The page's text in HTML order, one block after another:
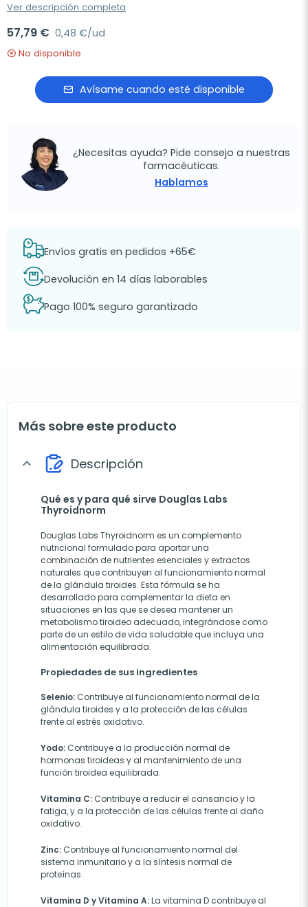
Ver descripción completa
57,79 € 0,48 €/ud
No disponible
Avísame cuando esté disponible
¿Necesitas ayuda? Pide consejo a nuestras
farmacéuticas.
Hablamos
Envíos gratis en pedidos +65€
Devolución en 14 días laborables
Pago 100% seguro garantizado
Más sobre este producto
expand_more Descripción
Qué es y para qué sirve Douglas Labs
Thyroidnorm
Douglas Labs Thyroidnorm es un complemento
nutricional formulado para aportar una
combinación de nutrientes esenciales y extractos
naturales que contribuyen al funcionamiento normal
de la glándula tiroides. Esta fórmula se ha
desarrollado para complementar la dieta en
situaciones en las que se desea mantener un
metabolismo tiroideo adecuado, integrándose como
parte de un estilo de vida saludable que incluya una
alimentación equilibrada.
Propiedades de sus ingredientes
Selenio: Contribuye al funcionamiento normal de la
glándula tiroides y a la protección de las células
frente al estrés oxidativo.
Yodo: Contribuye a la producción normal de
hormonas tiroideas y al mantenimiento de una
función tiroidea equilibrada.
Vitamina C: Contribuye a reducir el cansancio y la
fatiga, y a la protección de las células frente al daño
oxidativo.
Zinc: Contribuye al funcionamiento normal del
sistema inmunitario y a la síntesis normal de
proteínas.
Vitamina D y Vitamina A:La vitamina D contribuye al